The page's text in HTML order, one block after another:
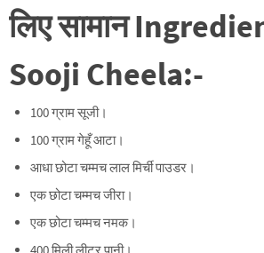
लिए सामान
Sooji Cheela:-
100 ग्राम सूजी।
100 ग्राम गेहूँ आटा।
आधा छोटा चम्मच लाल मिर्ची पाउडर।
एक छोटा चम्मच जीरा।
एक छोटा चम्मच नमक।